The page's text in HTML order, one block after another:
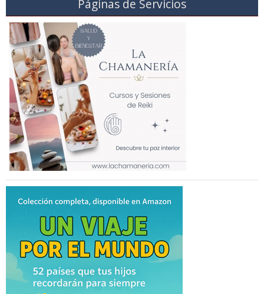
Páginas de Servicios